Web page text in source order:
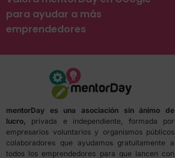
para ayudar a más
emprendedores
mentorDay es una asociación sin ánimo de
lucro, privada e independiente, formada por
empresarios voluntarios y organismos públicos
colaboradores que ayudamos gratuitamente a
todos los emprendedores para que lancen con